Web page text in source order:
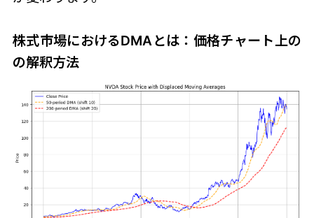
株式市場におけるDMAとは： 価格チャート上の
の解釈方法